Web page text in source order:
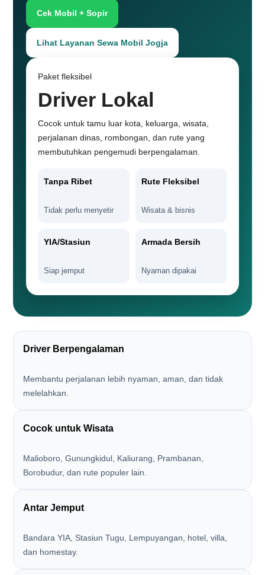
Cek Mobil + Sopir
Lihat Layanan Sewa Mobil Jogja
Paket fleksibel
Driver Lokal
Cocok untuk tamu luar kota, keluarga, wisata,
perjalanan dinas, rombongan, dan rute yang
membutuhkan pengemudi berpengalaman.
Tanpa Ribet
Tidak perlu menyetir
Rute Fleksibel
Wisata & bisnis
YIA/Stasiun
Siap jemput
Armada Bersih
Nyaman dipakai
Driver Berpengalaman
Membantu perjalanan lebih nyaman, aman, dan tidak
melelahkan.
Cocok untuk Wisata
Malioboro, Gunungkidul, Kaliurang, Prambanan,
Borobudur, dan rute populer lain.
Antar Jemput
Bandara YIA, Stasiun Tugu, Lempuyangan, hotel, villa,
dan homestay.